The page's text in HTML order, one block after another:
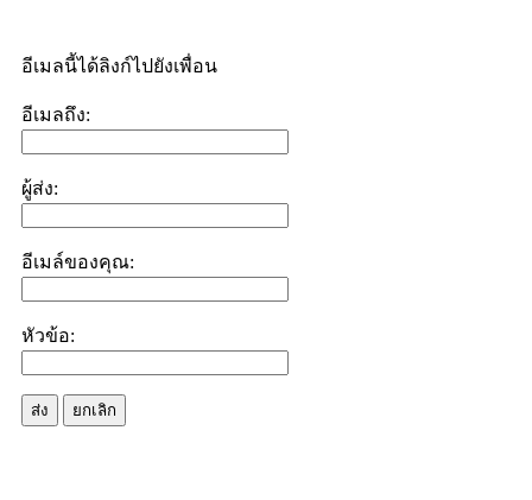
อีเมลนี้ได้ลิงก์ไปยังเพื่อน
อีเมลถึง:
ผู้ส่ง:
อีเมล์ของคุณ:
หัวข้อ:
ส่ง ยกเลิก